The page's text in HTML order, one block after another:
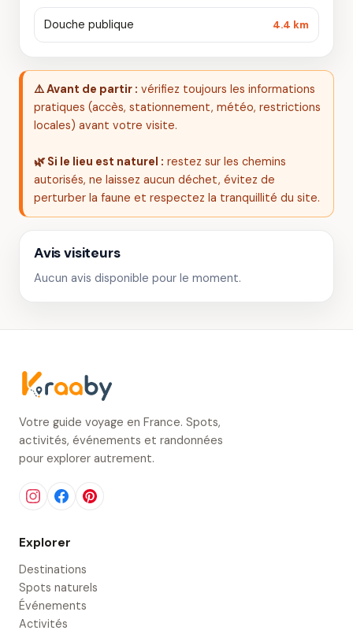
Douche publique 4.4 km
⚠️ Avant de partir : vérifiez toujours les informations
pratiques (accès, stationnement, météo, restrictions
locales) avant votre visite.
🌿 Si le lieu est naturel : restez sur les chemins
autorisés, ne laissez aucun déchet, évitez de
perturber la faune et respectez la tranquillité du site.
Avis visiteurs
Aucun avis disponible pour le moment.
Votre guide voyage en France. Spots,
activités, événements et randonnées
pour explorer autrement.
Explorer
Destinations
Spots naturels
Événements
Activités